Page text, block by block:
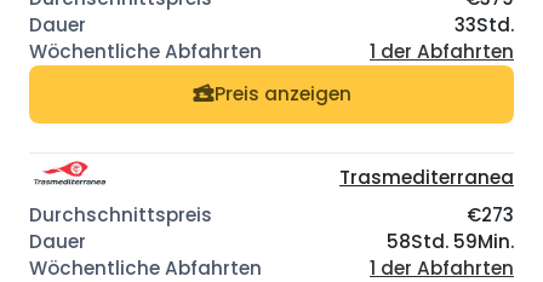
33Std.
1 der Abfahrten
Preis anzeigen
Trasmediterranea
€273
58Std. 59Min.
1 der Abfahrten